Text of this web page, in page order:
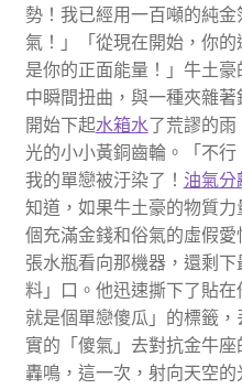
勢！我已經用一百噸的純
氣！」「從現在開始，你
是你的正面能量！」牛土
中瞬間扭曲，與一種夾雜
開始下起水箱水了荒謬的雨
光的小小黃銅齒輪。「不行
我的單戀被汙染了！ 油氣分
知道，如果牛土豪的物質
個充滿金錢和俗氣的虛假
張水瓶看向那機器，還剩
料」口。他迅速撕下了貼
就是個單戀傻瓜」的標籤
實的「傻氣」去對抗金牛
轟鳴，這一次，射向天空